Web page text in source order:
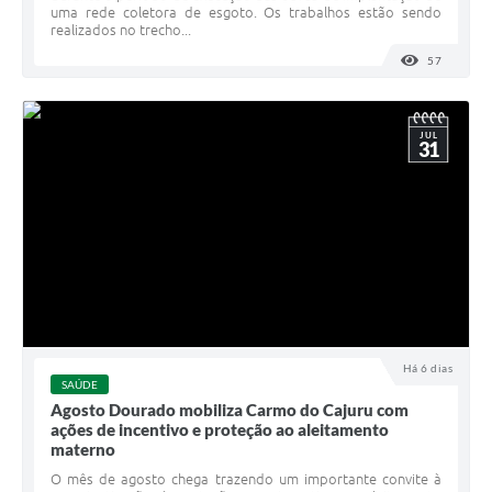
uma rede coletora de esgoto. Os trabalhos estão sendo
realizados no trecho...
57
Há 6 dias
JUL
31
SAÚDE
Agosto Dourado mobiliza Carmo do Cajuru com
ações de incentivo e proteção ao aleitamento
materno
O mês de agosto chega trazendo um importante convite à